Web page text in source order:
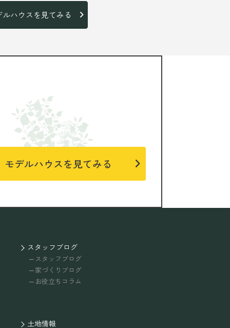
ルハウスを見てみる
モデルハウスを見てみる
スタッフブログ
スタッフブログ
家づくりブログ
お役立ちコラム
土地情報